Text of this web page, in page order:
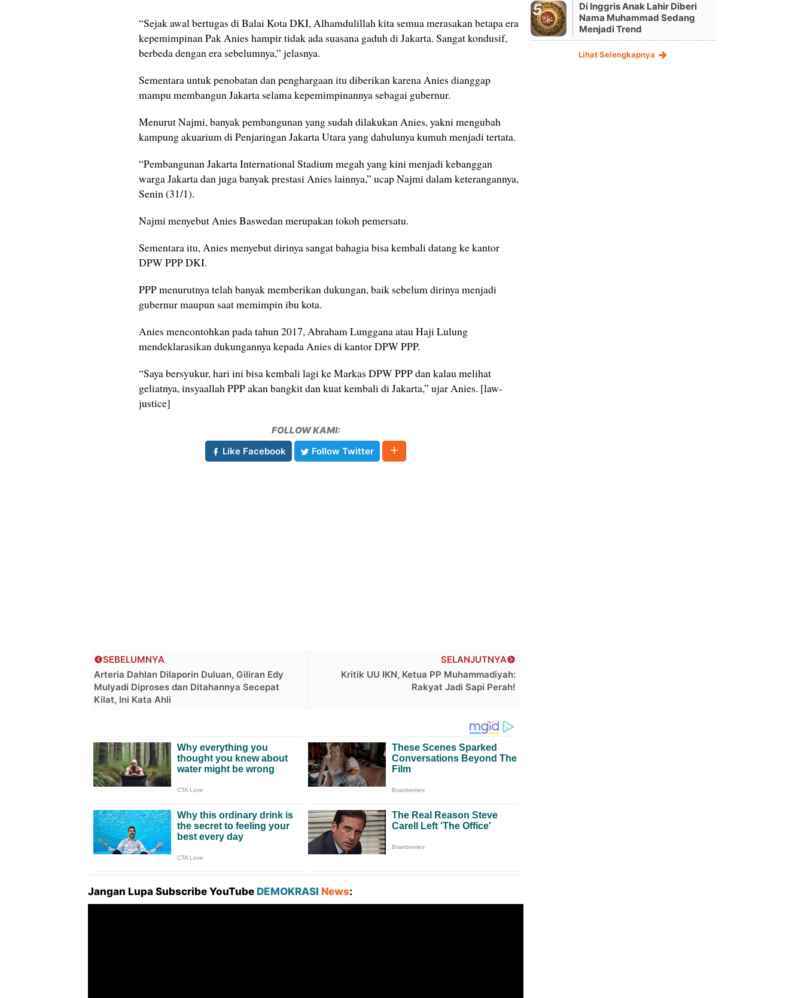
“Sejak awal bertugas di Balai Kota DKI, Alhamdulillah kita semua merasakan betapa era
kepemimpinan Pak Anies hampir tidak ada suasana gaduh di Jakarta. Sangat kondusif,
berbeda dengan era sebelumnya,” jelasnya.
Sementara untuk penobatan dan penghargaan itu diberikan karena Anies dianggap
mampu membangun Jakarta selama kepemimpinannya sebagai gubernur.
Menurut Najmi, banyak pembangunan yang sudah dilakukan Anies, yakni mengubah
kampung akuarium di Penjaringan Jakarta Utara yang dahulunya kumuh menjadi tertata.
“Pembangunan Jakarta International Stadium megah yang kini menjadi kebanggan
warga Jakarta dan juga banyak prestasi Anies lainnya,” ucap Najmi dalam keterangannya,
Senin (31/1).
Najmi menyebut Anies Baswedan merupakan tokoh pemersatu.
Sementara itu, Anies menyebut dirinya sangat bahagia bisa kembali datang ke kantor
DPW PPP DKI.
PPP menurutnya telah banyak memberikan dukungan, baik sebelum dirinya menjadi
gubernur maupun saat memimpin ibu kota.
Anies mencontohkan pada tahun 2017, Abraham Lunggana atau Haji Lulung
mendeklarasikan dukungannya kepada Anies di kantor DPW PPP.
“Saya bersyukur, hari ini bisa kembali lagi ke Markas DPW PPP dan kalau melihat
geliatnya, insyaallah PPP akan bangkit dan kuat kembali di Jakarta,” ujar Anies. [law-
justice]
FOLLOW KAMI:
Like Facebook
Follow Twitter
SELANJUTNYA
Kritik UU IKN, Ketua PP Muhammadiyah:
Rakyat Jadi Sapi Perah!
SEBELUMNYA
Arteria Dahlan Dilaporin Duluan, Giliran Edy
Mulyadi Diproses dan Ditahannya Secepat
Kilat, Ini Kata Ahli
Jangan Lupa Subscribe YouTube DEMOKRASI News:
Di Inggris Anak Lahir Diberi
Nama Muhammad Sedang
Menjadi Trend
Lihat Selengkapnya